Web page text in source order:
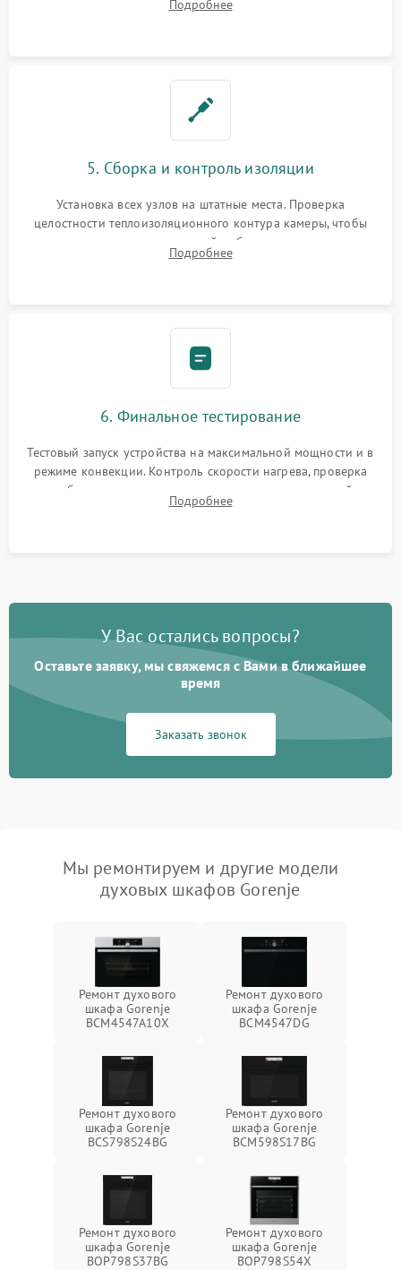
выгоревших реле, восстановление контактов и замена
Подробнее
5. Сборка и контроль изоляции
Установка всех узлов на штатные места. Проверка
целостности теплоизоляционного контура камеры, чтобы
исключить перегрев кухонной мебели и потерю тепла.
Надежная фиксация клемм и сборка корпуса шкафа.
Подробнее
6. Финальное тестирование
Тестовый запуск устройства на максимальной мощности и в
режиме конвекции. Контроль скорости нагрева, проверка
срабатывания термостата при достижении заданной
температуры и тест на отсутствие утечек тока.
Подробнее
У Вас остались вопросы?
Оставьте заявку, мы свяжемся с Вами в ближайшее
время
Заказать звонок
Мы ремонтируем и другие модели
духовых шкафов Gorenje
Ремонт духового
шкафа Gorenje
BCM4547A10X
Ремонт духового
шкафа Gorenje
BCM4547DG
Ремонт духового
шкафа Gorenje
BCS798S24BG
Ремонт духового
шкафа Gorenje
BCM598S17BG
Ремонт духового
шкафа Gorenje
BOP798S37BG
Ремонт духового
шкафа Gorenje
BOP798S54X